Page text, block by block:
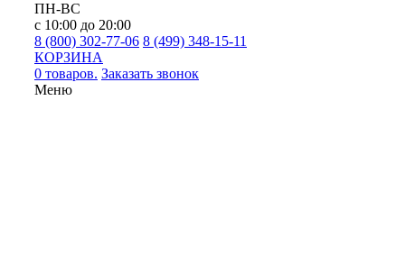
ПН-ВС
с 10:00 до 20:00
8 (800) 302-77-06 8 (499) 348-15-11
КОРЗИНА
0 товаров. Заказать звонок
Меню